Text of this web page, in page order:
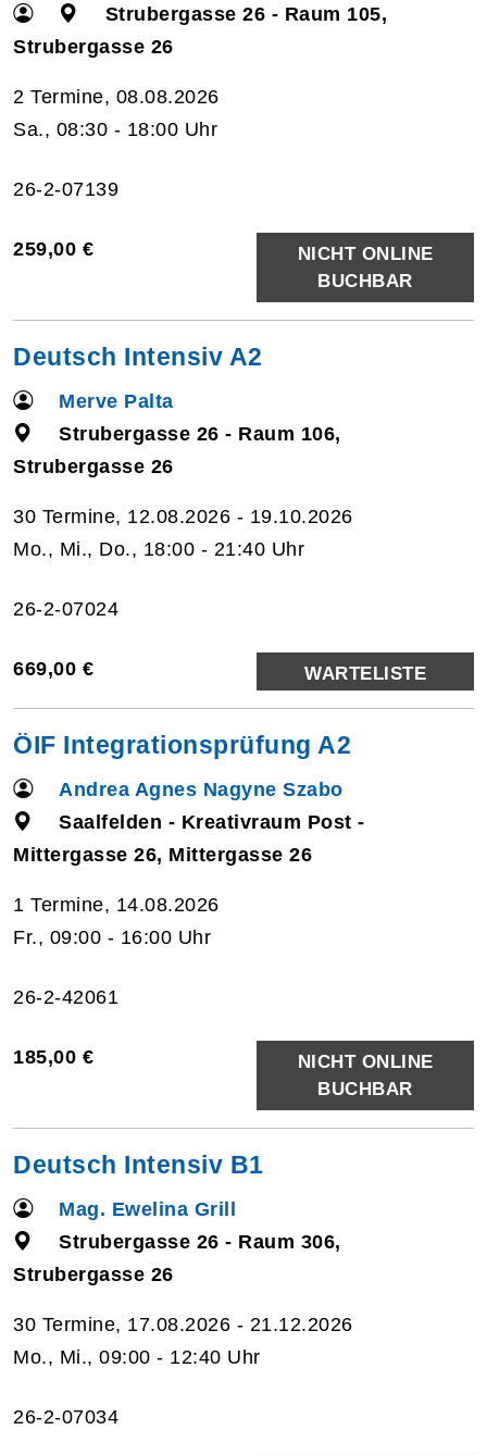
Strubergasse 26 - Raum 105,
Strubergasse 26
2 Termine, 08.08.2026
Sa., 08:30 - 18:00 Uhr
26-2-07139
259,00 €
NICHT ONLINE
BUCHBAR
Deutsch Intensiv A2
Merve Palta
Strubergasse 26 - Raum 106,
Strubergasse 26
30 Termine, 12.08.2026 - 19.10.2026
Mo., Mi., Do., 18:00 - 21:40 Uhr
26-2-07024
669,00 € WARTELISTE
ÖIF Integrationsprüfung A2
Andrea Agnes Nagyne Szabo
Saalfelden - Kreativraum Post -
Mittergasse 26, Mittergasse 26
1 Termine, 14.08.2026
Fr., 09:00 - 16:00 Uhr
26-2-42061
185,00 €
NICHT ONLINE
BUCHBAR
Deutsch Intensiv B1
Mag. Ewelina Grill
Strubergasse 26 - Raum 306,
Strubergasse 26
30 Termine, 17.08.2026 - 21.12.2026
Mo., Mi., 09:00 - 12:40 Uhr
26-2-07034